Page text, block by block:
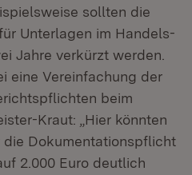
sollten die
Unterlagen im Handels-
Jahre verkürzt werden.
eine Vereinfachung der
beim
Kraut: „Hier könnten
Dokumentationspflicht
2.000 Euro deutlich